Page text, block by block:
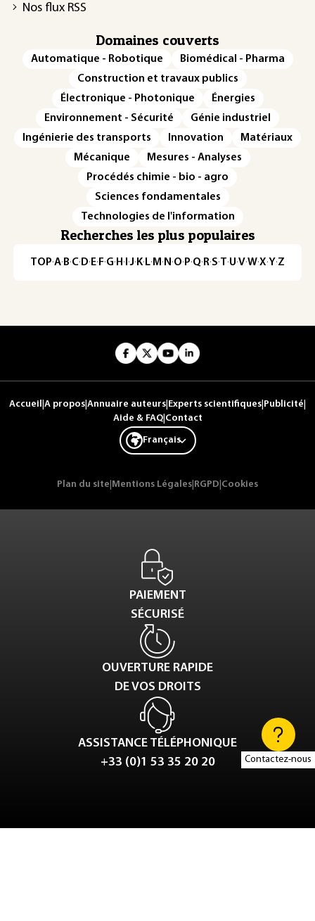
Contactez-nous
Nos flux RSS
Domaines couverts
Automatique - Robotique
Biomédical - Pharma
Construction et travaux publics
Électronique - Photonique
Énergies
Environnement - Sécurité
Génie industriel
Ingénierie des transports
Innovation
Matériaux
Mécanique
Mesures - Analyses
Procédés chimie - bio - agro
Sciences fondamentales
Technologies de l'information
Recherches les plus populaires
TOP·A·B·C· D· E· F·G· H · ·J· K· L· M · N ·O· P·Q· R·S·T·U·V·W·X·Y·Z
Accueil A propos Annuaire auteurs Experts scientifiques Publicité
Aide & FAQ| Contact
Français
Plan du site Mentions Légales RGPD Cookies
PAIEMENT
SÉCURISÉ
OUVERTURE RAPIDE
DE VOS DROITS
ASSISTANCE TÉLÉPHONIQUE
+33 (0)1 53 35 20 20